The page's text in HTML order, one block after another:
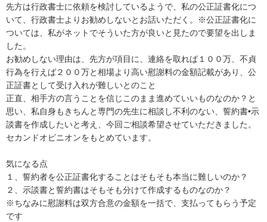
先方は行政書士に依頼を検討しているようで、私の公正証書化につ
いて、行政書士よりお勧めしないとお話いただく。※公正証書化に
ついては、私がネットでそういた方が良いと見たので要望を出しま
した。
お勧めしない理由は、先方が項目に、連絡を取れば１００万、不貞
行為を行えば２００万と相場より高い慰謝料の金額記載があり、公
正証書として受け入れが難しいとのこと
正直、相手方の言うことを信じこのまま進めていいものなのか？と
思い、私自身もきちんと専門の先生に相談し不利のない、誓約書•示
談書を作成したいと考え、今回ご相談希望させていただきました。
セカンドオピニオンをもとめています。
気になる点
１、誓約者を公正証書化することはそもそも本当に難しいのか？
２、示談書と誓約書はそもそも分けて作成するものなのか？
※ちなみに慰謝料は双方合意の金額を一括で、支払ってもらう予定
です